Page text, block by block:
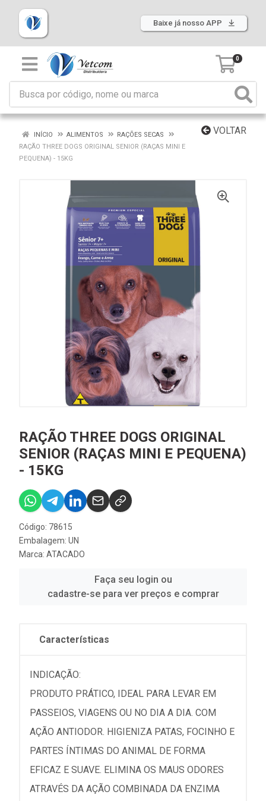
Baixe já nosso APP
0
VOLTAR
INÍCIO ALIMENTOS
RAÇÕES SECAS
RAÇÃO THREE DOGS ORIGINAL SENIOR (RAÇAS MINI E
PEQUENA) - 15KG
RAÇÃO THREE DOGS ORIGINAL
SENIOR (RAÇAS MINI E PEQUENA)
- 15KG
Código: 78615
Embalagem: UN
Marca: ATACADO
Faça seu login ou
cadastre-se para ver preços e comprar
Características
INDICAÇÃO:
PRODUTO PRÁTICO, IDEAL PARA LEVAR EM
PASSEIOS, VIAGENS OU NO DIA A DIA. COM
AÇÃO ANTIODOR. HIGIENIZA PATAS, FOCINHO E
PARTES ÍNTIMAS DO ANIMAL DE FORMA
EFICAZ E SUAVE. ELIMINA OS MAUS ODORES
ATRAVÉS DA AÇÃO COMBINADA DA ENZIMA